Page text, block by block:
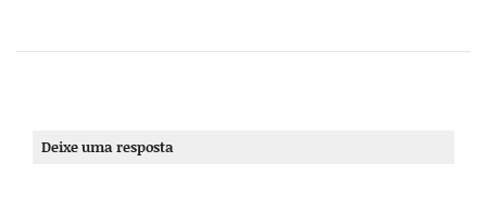
Deixe uma resposta